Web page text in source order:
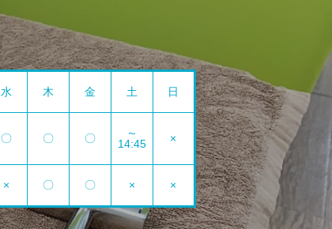
水 木 金 土 日
〇 〇 〇
～
14:45
×
× 〇 〇 × ×